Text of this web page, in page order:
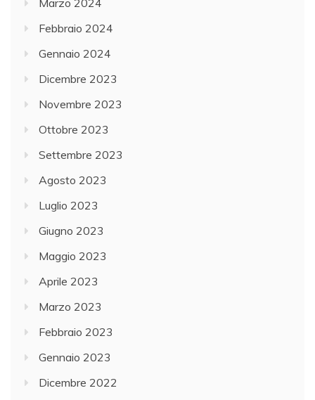
Marzo 2024
Febbraio 2024
Gennaio 2024
Dicembre 2023
Novembre 2023
Ottobre 2023
Settembre 2023
Agosto 2023
Luglio 2023
Giugno 2023
Maggio 2023
Aprile 2023
Marzo 2023
Febbraio 2023
Gennaio 2023
Dicembre 2022